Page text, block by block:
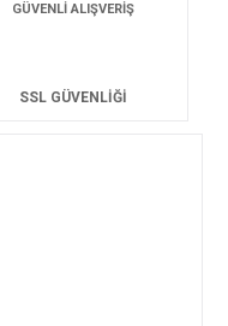
GÜVENLİ ALIŞVERİŞ
SSL GÜVENLİĞİ